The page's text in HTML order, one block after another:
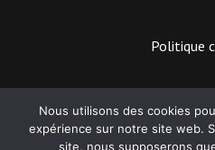
Lecteur
Politique
EASY
Nous utilisons des cookies
expérience sur notre site web.
site, nous supposerons